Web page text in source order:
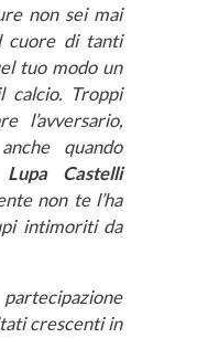
non sei mai
cuore di tanti
tuo modo un
Troppi
l’avversario,
quando
Lupa Castelli
non te l’ha
intimoriti da
crescenti in